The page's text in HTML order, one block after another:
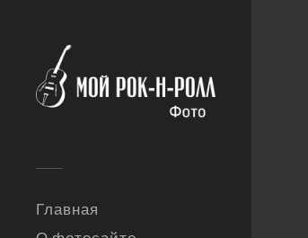
Главная